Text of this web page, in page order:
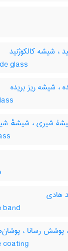
، شیشه کالکوژنید
glass
، شیشه ریز بریده
شیری ، شیشهٔ
هادی
band
پوشش رسانا ،
coating